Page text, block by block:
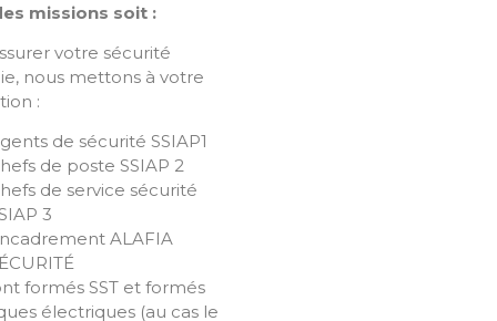
missions soit :
votre sécurité
nous mettons à votre
:
de sécurité SSIAP1
de poste SSIAP 2
de service sécurité
3
ALAFIA
formés SST et formés
électriques (au cas le